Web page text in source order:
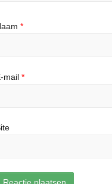
*
mail *